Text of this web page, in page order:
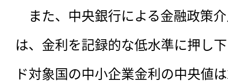
また、中央銀行による金融政策
は、金利を記録的な低水準に押し
ド対象国の中小企業金利の中央値